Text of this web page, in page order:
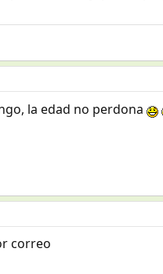
la edad no perdona
correo